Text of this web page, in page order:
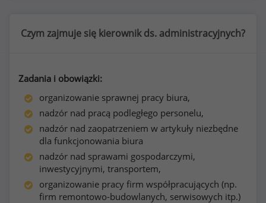
Czym zajmuje się kierownik ds. administracyjnych?
Zadania i obowiązki:
organizowanie sprawnej pracy biura,
nadzór nad pracą podległego personelu,
nadzór nad zaopatrzeniem w artykuły niezbędne
dla funkcjonowania biura
nadzór nad sprawami gospodarczymi,
inwestycyjnymi, transportem,
organizowanie pracy firm współpracujących (np.
firm remontowo-budowlanych, serwisowych itp.)